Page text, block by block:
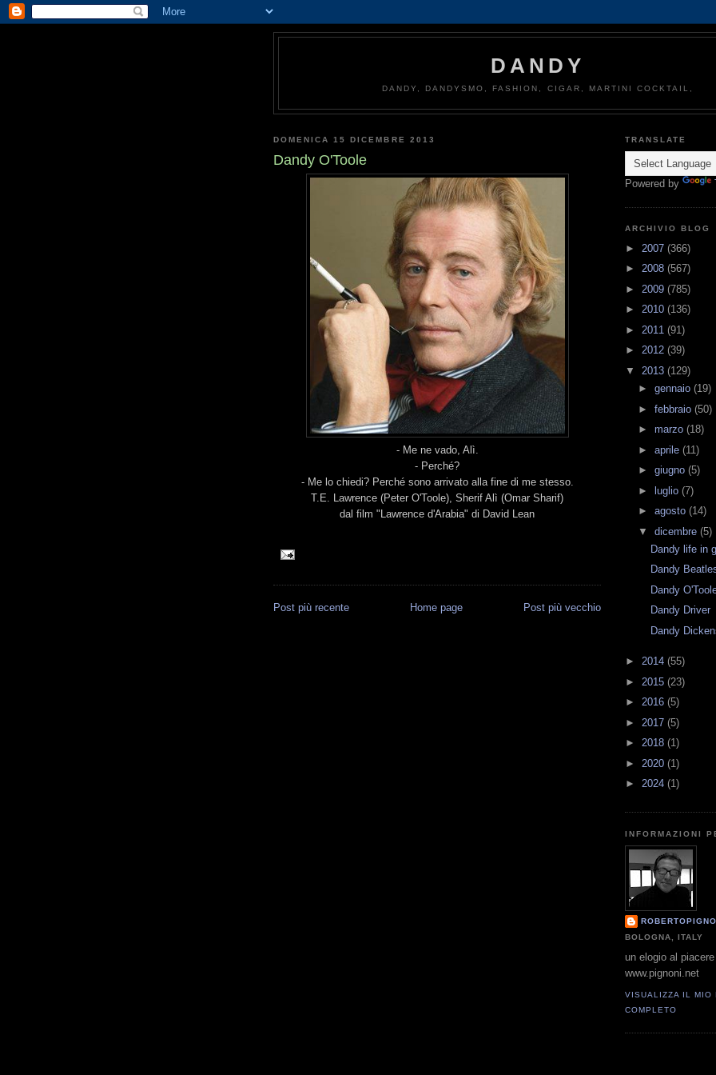
DANDY
DANDY, DANDYSMO, FASHION, CIGAR, MARTINI COCKTAIL,
DOMENICA 15 DICEMBRE 2013
Dandy O'Toole
- Me ne vado, Alì.
- Perché?
- Me lo chiedi? Perché sono arrivato alla fine di me stesso.
T.E. Lawrence (Peter O'Toole), Sherif Alì (Omar Sharif)
dal film "Lawrence d'Arabia" di David Lean
Post più recente Post più vecchio
Home page
TRANSLATE
Powered by
ARCHIVIO BLOG
► 2007 (366)
► 2008 (567)
► 2009 (785)
► 2010 (136)
► 2011 (91)
► 2012 (39)
▼ 2013 (129)
► gennaio (19)
► febbraio (50)
► marzo (18)
► aprile (11)
► giugno (5)
► luglio (7)
► agosto (14)
▼ dicembre (5)
Dandy life in
Dandy
Dandy
Dandy Driver
Dandy
► 2014 (55)
► 2015 (23)
► 2016 (5)
► 2017 (5)
► 2018 (1)
► 2020 (1)
► 2024 (1)
INFORMAZIONI
BOLOGNA, ITALY
un elogio al
www.pignoni.net
VISUALIZZA IL MIO
COMPLETO